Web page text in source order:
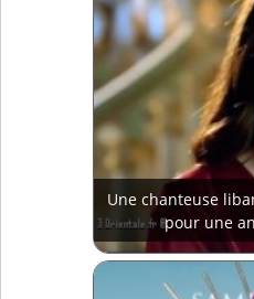
Une chanteuse
pour une